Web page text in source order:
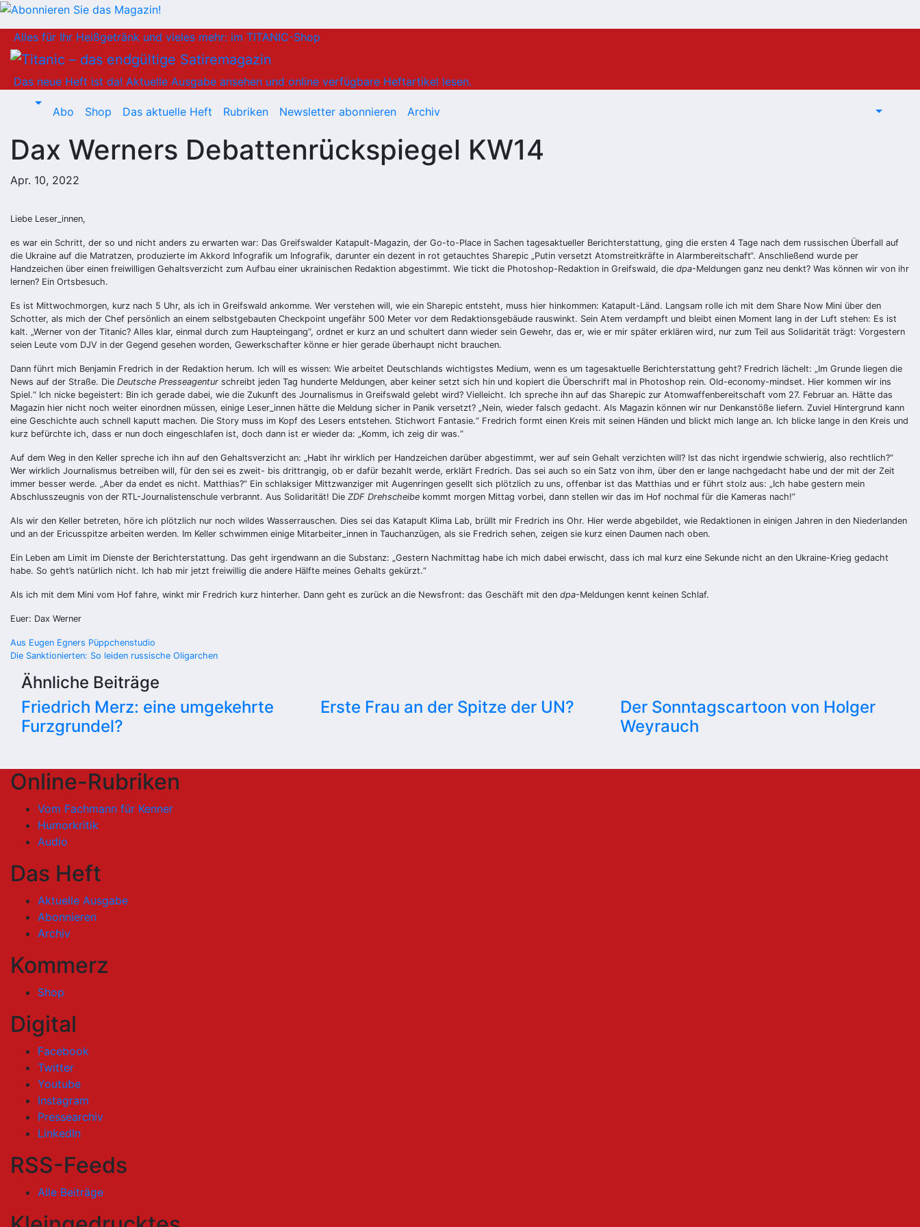
Inhalt
springen
Alles für Ihr Heißgetränk und vieles mehr: im TITANIC-Shop
Das neue Heft ist da! Aktuelle Ausgabe ansehen und online verfügbare Heftartikel lesen.
Abo Shop Das aktuelle Heft Rubriken Newsletter abonnieren Archiv
Dax Werners Debattenrückspiegel KW14
Apr. 10, 2022
Liebe Leser_innen,
es war ein Schritt, der so und nicht anders zu erwarten war: Das Greifswalder Katapult-Magazin, der Go-to-Place in Sachen tagesaktueller Berichterstattung, ging die ersten 4 Tage nach dem russischen Überfall auf
die Ukraine auf die Matratzen, produzierte im Akkord Infografik um Infografik, darunter ein dezent in rot getauchtes Sharepic „Putin versetzt Atomstreitkräfte in Alarmbereitschaft“. Anschließend wurde per
Handzeichen über einen freiwilligen Gehaltsverzicht zum Aufbau einer ukrainischen Redaktion abgestimmt. Wie tickt die Photoshop-Redaktion in Greifswald, die dpa-Meldungen ganz neu denkt? Was können wir von ihr
lernen? Ein Ortsbesuch.
Es ist Mittwochmorgen, kurz nach 5 Uhr, als ich in Greifswald ankomme. Wer verstehen will, wie ein Sharepic entsteht, muss hier hinkommen: Katapult-Länd. Langsam rolle ich mit dem Share Now Mini über den
Schotter, als mich der Chef persönlich an einem selbstgebauten Checkpoint ungefähr 500 Meter vor dem Redaktionsgebäude rauswinkt. Sein Atem verdampft und bleibt einen Moment lang in der Luft stehen: Es ist
kalt. „Werner von der Titanic? Alles klar, einmal durch zum Haupteingang“, ordnet er kurz an und schultert dann wieder sein Gewehr, das er, wie er mir später erklären wird, nur zum Teil aus Solidarität trägt: Vorgestern
seien Leute vom DJV in der Gegend gesehen worden, Gewerkschafter könne er hier gerade überhaupt nicht brauchen.
Dann führt mich Benjamin Fredrich in der Redaktion herum. Ich will es wissen: Wie arbeitet Deutschlands wichtigstes Medium, wenn es um tagesaktuelle Berichterstattung geht? Fredrich lächelt: „Im Grunde liegen die
News auf der Straße. Die Deutsche Presseagentur schreibt jeden Tag hunderte Meldungen, aber keiner setzt sich hin und kopiert die Überschrift mal in Photoshop rein. Old-economy-mindset. Hier kommen wir ins
Spiel.“ Ich nicke begeistert: Bin ich gerade dabei, wie die Zukunft des Journalismus in Greifswald gelebt wird? Vielleicht. Ich spreche ihn auf das Sharepic zur Atomwaffenbereitschaft vom 27. Februar an. Hätte das
Magazin hier nicht noch weiter einordnen müssen, einige Leser_innen hätte die Meldung sicher in Panik versetzt? „Nein, wieder falsch gedacht. Als Magazin können wir nur Denkanstöße liefern. Zuviel Hintergrund kann
eine Geschichte auch schnell kaputt machen. Die Story muss im Kopf des Lesers entstehen. Stichwort Fantasie.“ Fredrich formt einen Kreis mit seinen Händen und blickt mich lange an. Ich blicke lange in den Kreis und
kurz befürchte ich, dass er nun doch eingeschlafen ist, doch dann ist er wieder da: „Komm, ich zeig dir was.“
Auf dem Weg in den Keller spreche ich ihn auf den Gehaltsverzicht an: „Habt ihr wirklich per Handzeichen darüber abgestimmt, wer auf sein Gehalt verzichten will? Ist das nicht irgendwie schwierig, also rechtlich?“
Wer wirklich Journalismus betreiben will, für den sei es zweit- bis drittrangig, ob er dafür bezahlt werde, erklärt Fredrich. Das sei auch so ein Satz von ihm, über den er lange nachgedacht habe und der mit der Zeit
immer besser werde. „Aber da endet es nicht. Matthias?“ Ein schlaksiger Mittzwanziger mit Augenringen gesellt sich plötzlich zu uns, offenbar ist das Matthias und er führt stolz aus: „Ich habe gestern mein
Abschlusszeugnis von der RTL-Journalistenschule verbrannt. Aus Solidarität! Die ZDF Drehscheibe kommt morgen Mittag vorbei, dann stellen wir das im Hof nochmal für die Kameras nach!”
Als wir den Keller betreten, höre ich plötzlich nur noch wildes Wasserrauschen. Dies sei das Katapult Klima Lab, brüllt mir Fredrich ins Ohr. Hier werde abgebildet, wie Redaktionen in einigen Jahren in den Niederlanden
und an der Ericusspitze arbeiten werden. Im Keller schwimmen einige Mitarbeiter_innen in Tauchanzügen, als sie Fredrich sehen, zeigen sie kurz einen Daumen nach oben.
Ein Leben am Limit im Dienste der Berichterstattung. Das geht irgendwann an die Substanz: „Gestern Nachmittag habe ich mich dabei erwischt, dass ich mal kurz eine Sekunde nicht an den Ukraine-Krieg gedacht
habe. So geht’s natürlich nicht. Ich hab mir jetzt freiwillig die andere Hälfte meines Gehalts gekürzt.“
Als ich mit dem Mini vom Hof fahre, winkt mir Fredrich kurz hinterher. Dann geht es zurück an die Newsfront: das Geschäft mit den dpa-Meldungen kennt keinen Schlaf.
Euer: Dax Werner
Beitragsnavigation
Aus Eugen Egners Püppchenstudio
Die Sanktionierten: So leiden russische Oligarchen
Ähnliche Beiträge
Friedrich Merz: eine umgekehrte
Furzgrundel?
Erste Frau an der Spitze der UN?
Der Sonntagscartoon von Holger
Weyrauch
Online-Rubriken
Vom Fachmann für Kenner
Humorkritik
Audio
Das Heft
Aktuelle Ausgabe
Abonnieren
Archiv
Kommerz
Shop
Digital
Facebook
Twitter
Youtube
Instagram
Pressearchiv
LinkedIn
RSS-Feeds
Alle Beiträge